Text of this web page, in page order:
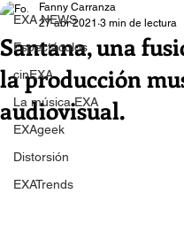
EXA NEWS
Espectáculos
cinEXA
La música EXA
EXAgeek
Distorsión
EXATrends
Santana, una
la producción
audiovisual.
Fanny Carranza
27 abr 2021 3 min de lectura